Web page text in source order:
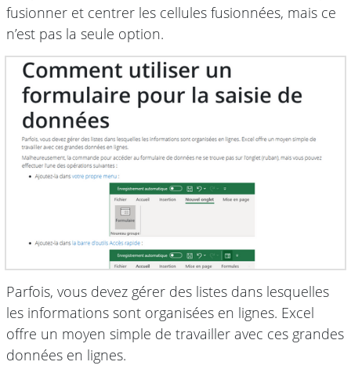
fusionner et centrer les cellules fusionnées, mais ce
n’est pas la seule option.
Parfois, vous devez gérer des listes dans lesquelles
les informations sont organisées en lignes. Excel
offre un moyen simple de travailler avec ces grandes
données en lignes.